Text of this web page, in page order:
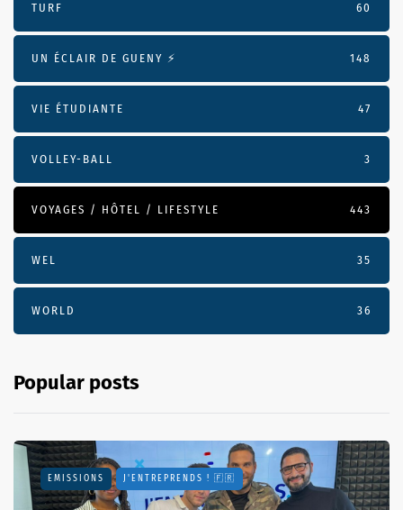
TURF 60
UN ÉCLAIR DE GUENY ⚡️ 148
VIE ÉTUDIANTE 47
VOLLEY-BALL 3
VOYAGES / HÔTEL / LIFESTYLE 443
WEL 35
WORLD 36
Popular posts
EMISSIONS J'ENTREPRENDS ! 🇫🇷